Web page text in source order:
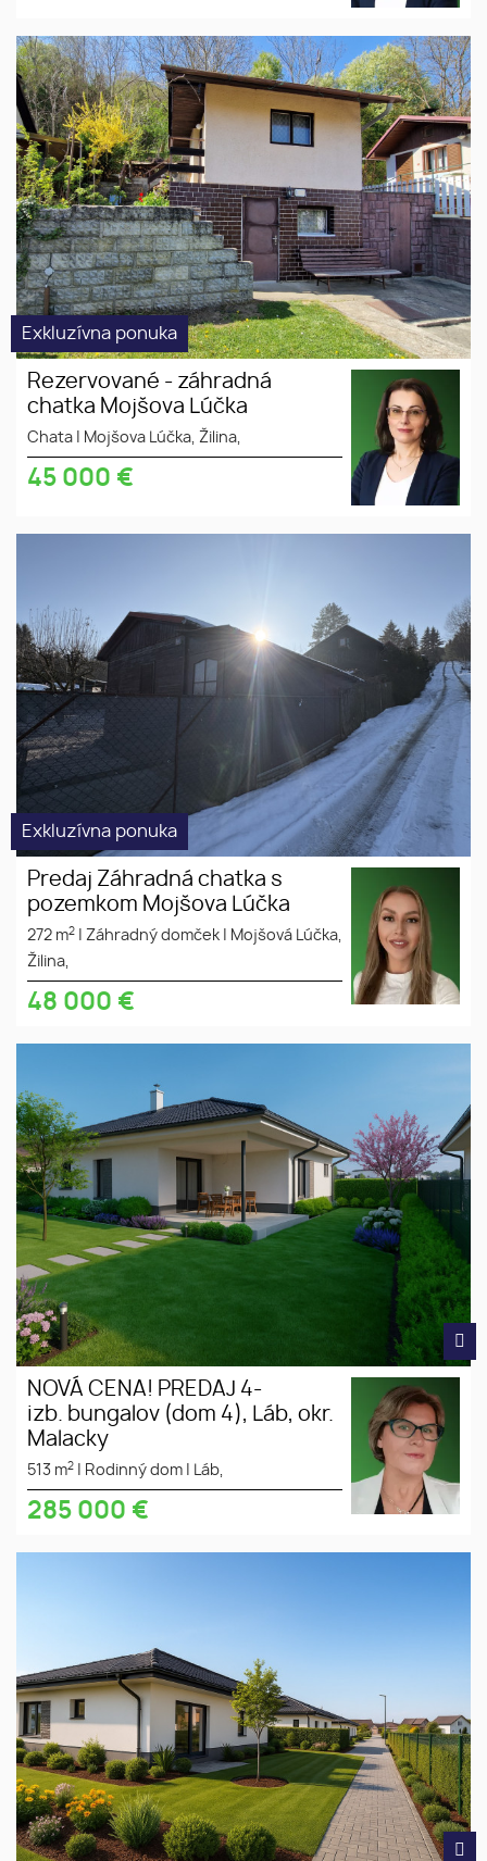
Rezervované - záhradná chatka
Mojšova Lúčka
slnečný
pozemok
murovaná
chatka
krásny výhľad
Exkluzívna ponuka
Rezervované - záhradná
chatka Mojšova Lúčka
Chata Mojšova Lúčka, Žilina,
45 000 €
Exkluzívna ponuka
Predaj Záhradná chatka s
pozemkom Mojšova Lúčka
272 m2 Záhradný domček
Mojšová Lúčka,
Žilina,
48 000 €
murovaný 4-izbový bungalov v
obci Láb, okres Malacky Služby
ZÁHRADNEJ architektúry
ZDARMA! - Návrh 3D
vizualizácie hradíme MY.
slnečný
pozemok
súkromná
ulica
NOVÁ CENA! PREDAJ 4-
izb. bungalov (dom 4), Láb, okr.
Malacky
513 m2 Rodinný dom Láb,
285 000 €
ulica